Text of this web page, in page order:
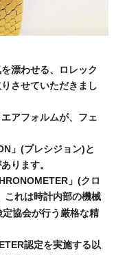
漂わせる、ロレック
させていただきまし
アフォルムが、フェ
」(プレシジョン)と
ります。
」(クロ
これは時計内部の機械
協会が行う厳格な精
認定を実施する以